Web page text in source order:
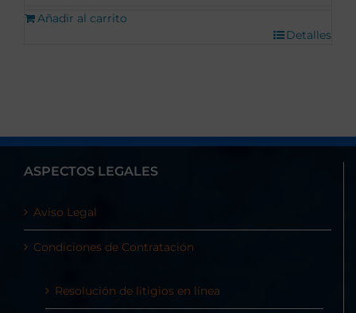
Añadir al carrito
Detalles
ASPECTOS LEGALES
Aviso Legal
Condiciones de Contratación
Resolución de litigios en línea